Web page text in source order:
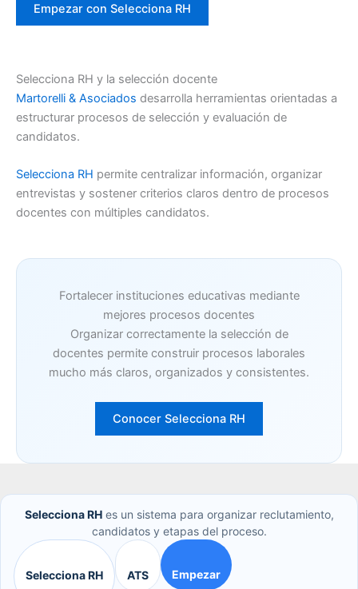
Empezar con Selecciona RH
Selecciona RH y la selección docente
Martorelli & Asociados desarrolla herramientas orientadas a
estructurar procesos de selección y evaluación de
candidatos.
Selecciona RH permite centralizar información, organizar
entrevistas y sostener criterios claros dentro de procesos
docentes con múltiples candidatos.
Fortalecer instituciones educativas mediante
mejores procesos docentes
Organizar correctamente la selección de
docentes permite construir procesos laborales
mucho más claros, organizados y consistentes.
Conocer Selecciona RH
Selecciona RHes un sistema para organizar reclutamiento,
candidatos y etapas del proceso.
Selecciona RH ATS Empezar